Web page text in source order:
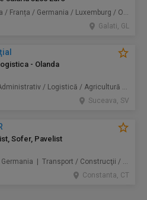
Danemarca / Franța / Germania / Luxemburg / Olanda | Transport
Galati, GL
- Olanda
Olanda | Administrativ / Logistică / Agricultură / Silvicultură / Prestări servicii / Producție /
Suceava, SV
Sofer, Pavelist
Full time | Germania | Transport / Construcţii / Amenajări
Constanta, CT